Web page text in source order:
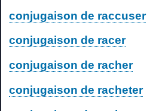
conjugaison de raccuser
conjugaison de racer
conjugaison de racher
conjugaison de racheter